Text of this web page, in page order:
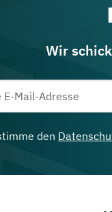
Wir
den